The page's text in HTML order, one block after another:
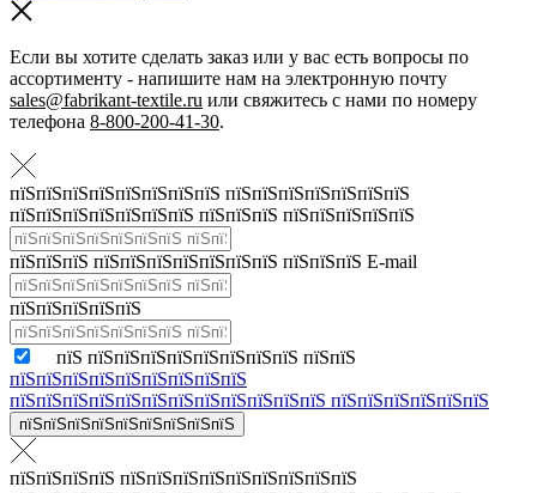
Если вы хотите сделать заказ или у вас есть вопросы по
ассортименту - напишите нам на электронную почту
sales@fabrikant-textile.ru или свяжитесь с нами по номеру
телефона 8-800-200-41-30.
пїЅпїЅпїЅпїЅпїЅпїЅпїЅпїЅ пїЅпїЅпїЅпїЅпїЅпїЅпїЅ
пїЅпїЅпїЅпїЅпїЅпїЅпїЅ пїЅпїЅпїЅ пїЅпїЅпїЅпїЅпїЅ
пїЅпїЅпїЅ пїЅпїЅпїЅпїЅпїЅпїЅпїЅ пїЅпїЅпїЅ E-mail
пїЅпїЅпїЅпїЅпїЅ
пїЅ пїЅпїЅпїЅпїЅпїЅпїЅпїЅпїЅ пїЅпїЅ
пїЅпїЅпїЅпїЅпїЅпїЅпїЅпїЅпїЅ
пїЅпїЅпїЅпїЅпїЅпїЅпїЅпїЅпїЅпїЅпїЅпїЅ пїЅпїЅпїЅпїЅпїЅпїЅ
пїЅпїЅпїЅпїЅпїЅпїЅпїЅпїЅпїЅ
пїЅпїЅпїЅпїЅ пїЅпїЅпїЅпїЅпїЅпїЅпїЅпїЅпїЅ